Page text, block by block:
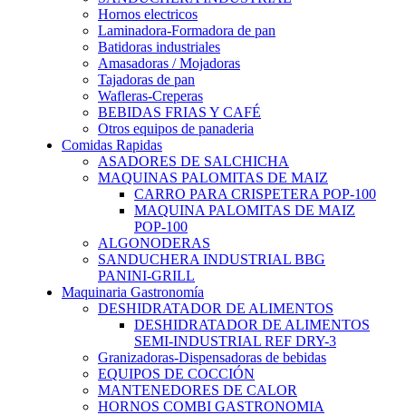
Hornos electricos
Laminadora-Formadora de pan
Batidoras industriales
Amasadoras / Mojadoras
Tajadoras de pan
Wafleras-Creperas
BEBIDAS FRIAS Y CAFÉ
Otros equipos de panaderia
Comidas Rapidas
ASADORES DE SALCHICHA
MAQUINAS PALOMITAS DE MAIZ
CARRO PARA CRISPETERA POP-100
MAQUINA PALOMITAS DE MAIZ
POP-100
ALGONODERAS
SANDUCHERA INDUSTRIAL BBG
PANINI-GRILL
Maquinaria Gastronomía
DESHIDRATADOR DE ALIMENTOS
DESHIDRATADOR DE ALIMENTOS
SEMI-INDUSTRIAL REF DRY-3
Granizadoras-Dispensadoras de bebidas
EQUIPOS DE COCCIÓN
MANTENEDORES DE CALOR
HORNOS COMBI GASTRONOMIA